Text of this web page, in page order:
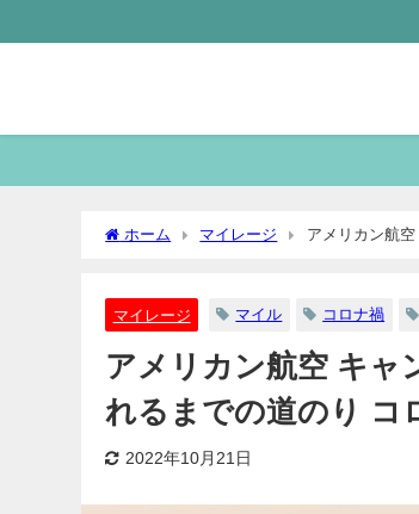
ホーム マイレージ アメリカン航
マイレージ マイル コロナ禍
アメリカン航空 キャ
れるまでの道のり コ
2022年10月21日